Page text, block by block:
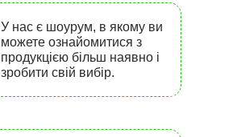
У нас є шоурум, в якому ви
можете ознайомитися з
продукцією більш наявно і
зробити свій вибір.